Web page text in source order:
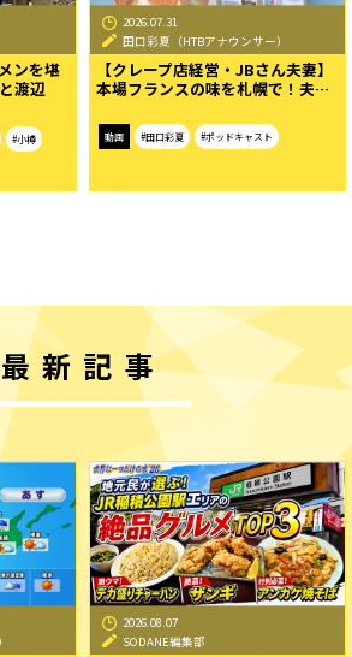
ンを堪
渡辺
#小樽
2026.07.31
田口彩夏（HTBアナウンサー）
【クレープ店経営・JBさん夫妻】
本場フランスの味を札幌で！夫…
動画 #田口彩夏 #ポッドキャスト
最新記事
2026.08.07
SODANE編集部